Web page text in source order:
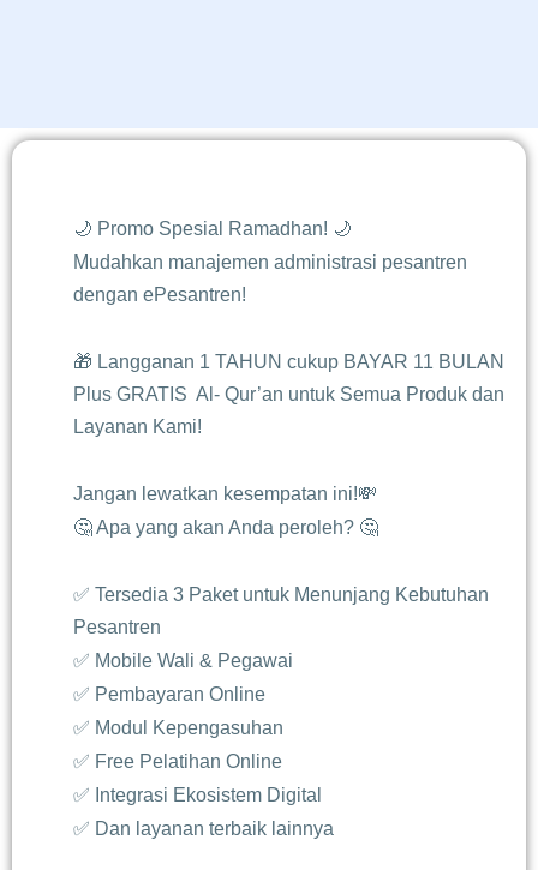
🌙 Promo Spesial Ramadhan! 🌙
Mudahkan manajemen administrasi pesantren
dengan ePesantren!
🎁 Langganan 1 TAHUN cukup BAYAR 11 BULAN
Plus GRATIS Al- Qur’an untuk Semua Produk dan
Layanan Kami!
Jangan lewatkan kesempatan ini!💸
🤔 Apa yang akan Anda peroleh? 🤔
✅ Tersedia 3 Paket untuk Menunjang Kebutuhan
Pesantren
✅ Mobile Wali & Pegawai
✅ Pembayaran Online
✅ Modul Kepengasuhan
✅ Free Pelatihan Online
✅ Integrasi Ekosistem Digital
✅ Dan layanan terbaik lainnya